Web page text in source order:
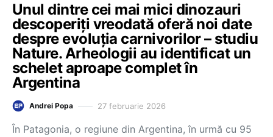
Unul dintre cei mai mici dinozauri
descoperiți vreodată oferă noi date
despre evoluția carnivorilor – studiu
Nature. Arheologii au identificat un
schelet aproape complet în
Argentina
Andrei Popa 27 februarie 2026
În Patagonia, o regiune din Argentina, în urmă cu 95